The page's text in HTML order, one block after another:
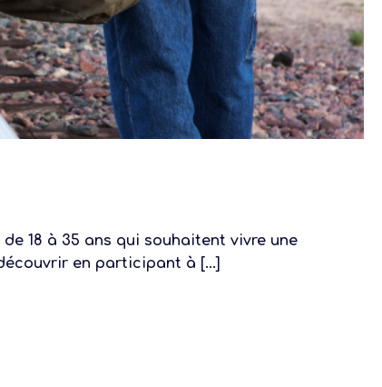
18 à 35 ans qui souhaitent vivre une
en participant à [...]